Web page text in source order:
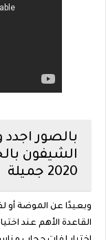
بالصور
الشيفون
2020 جميلة
وبعيدًا عن الموضة أو
القاعدة الأهم عند